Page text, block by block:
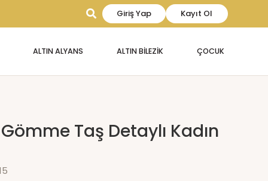
Giriş Yap Kayıt Ol
ALTIN ALYANS ALTIN BİLEZİK ÇOCUK
Taş Detaylı Kadın